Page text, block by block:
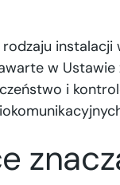
instalacji
w
i